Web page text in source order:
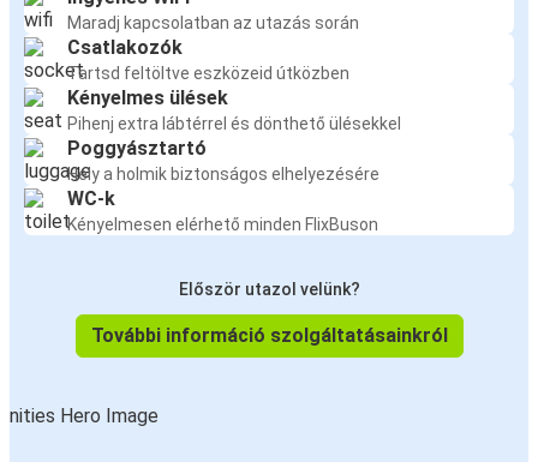
Maradj kapcsolatban az utazás során
Csatlakozók
Tartsd feltöltve eszközeid útközben
Kényelmes ülések
Pihenj extra lábtérrel és dönthető ülésekkel
Poggyásztartó
Hely a holmik biztonságos elhelyezésére
WC-k
Kényelmesen elérhető minden FlixBuson
Először utazol velünk?
További információ szolgáltatásainkról